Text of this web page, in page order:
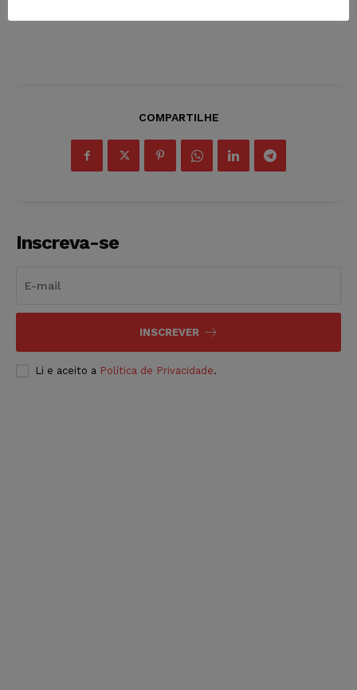
COMPARTILHE
Inscreva-se
INSCREVER
Li e aceito a Política de Privacidade.